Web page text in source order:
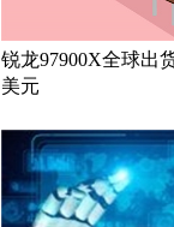
锐龙97900X全球出
美元